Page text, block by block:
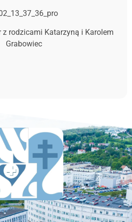
z rodzicami Katarzyną i Karolem
Grabowiec